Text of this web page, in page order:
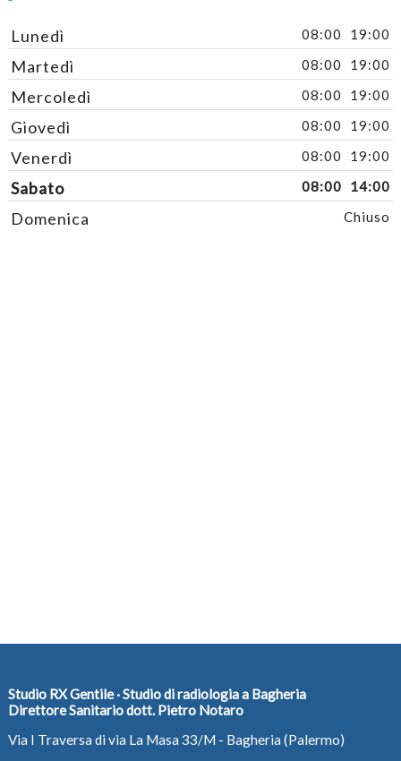
Lunedì 08:00 19:00
Martedì 08:00 19:00
Mercoledì 08:00 19:00
Giovedì 08:00 19:00
Venerdì 08:00 19:00
Sabato 08:00 14:00
Domenica Chiuso
Studio RX Gentile · Studio di radiologia a Bagheria
Direttore Sanitario dott. Pietro Notaro
Via I Traversa di via La Masa 33/M - Bagheria (Palermo)